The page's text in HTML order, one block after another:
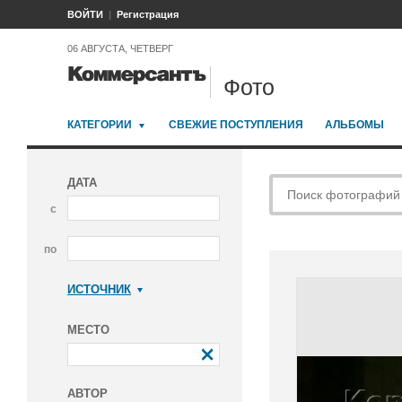
ВОЙТИ Регистрация
06 АВГУСТА, ЧЕТВЕРГ
Фото
КАТЕГОРИИ СВЕЖИЕ ПОСТУПЛЕНИЯ АЛЬБОМЫ
ДАТА
с
по
ИСТОЧНИК
МЕСТО
АВТОР